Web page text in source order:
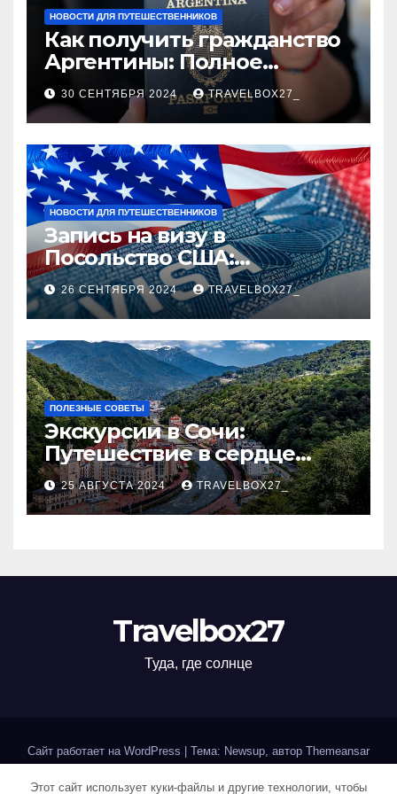
НОВОСТИ ДЛЯ ПУТЕШЕСТВЕННИКОВ
Как получить гражданство
Аргентины: Полное
руководство
30 СЕНТЯБРЯ 2024 TRAVELBOX27_
НОВОСТИ ДЛЯ ПУТЕШЕСТВЕННИКОВ
Запись на визу в
Посольство США:
Пошаговое руководство
26 СЕНТЯБРЯ 2024 TRAVELBOX27_
ПОЛЕЗНЫЕ СОВЕТЫ
Экскурсии в Сочи:
Путешествие в сердце
Черноморского курорта
25 АВГУСТА 2024 TRAVELBOX27_
Travelbox27
Туда, где солнце
Сайт работает на WordPress Тема: Newsup, автор Themeansar
Этот сайт использует куки-файлы и другие технологии, чтобы